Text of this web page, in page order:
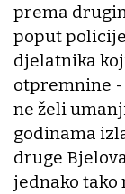
prema
poput
djelatnika
otpremnine -
ne želi
godinama
druge
jednako tako